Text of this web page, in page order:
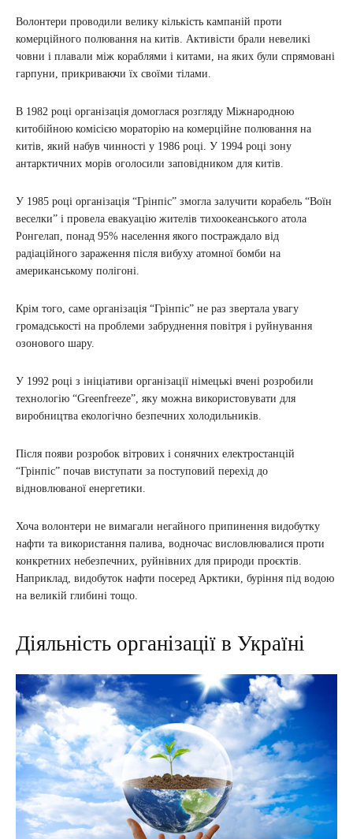
Волонтери проводили велику кількість кампаній проти
комерційного полювання на китів. Активісти брали невеликі
човни і плавали між кораблями і китами, на яких були спрямовані
гарпуни, прикриваючи їх своїми тілами.
В 1982 році організація домоглася розгляду Міжнародною
китобійною комісією мораторію на комерційне полювання на
китів, який набув чинності у 1986 році. У 1994 році зону
антарктичних морів оголосили заповідником для китів.
У 1985 році організація “Грінпіс” змогла залучити корабель “Воїн
веселки” і провела евакуацію жителів тихоокеанського атола
Ронгелап, понад 95% населення якого постраждало від
радіаційного зараження після вибуху атомної бомби на
американському полігоні.
Крім того, саме організація “Грінпіс” не раз звертала увагу
громадськості на проблеми забруднення повітря і руйнування
озонового шару.
У 1992 році з ініціативи організації німецькі вчені розробили
технологію “Greenfreeze”, яку можна використовувати для
виробництва екологічно безпечних холодильників.
Після появи розробок вітрових і сонячних електростанцій
“Грінпіс” почав виступати за поступовий перехід до
відновлюваної енергетики.
Хоча волонтери не вимагали негайного припинення видобутку
нафти та використання палива, водночас висловлювалися проти
конкретних небезпечних, руйнівних для природи проєктів.
Наприклад, видобуток нафти посеред Арктики, буріння під водою
на великій глибині тощо.
Діяльність організації в Україні